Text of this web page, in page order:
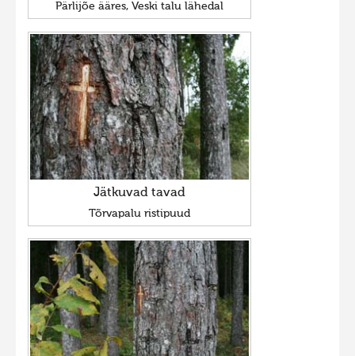
Pärlijõe ääres, Veski talu lähedal
Jätkuvad tavad
Tõrvapalu ristipuud